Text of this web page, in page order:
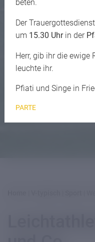
beten.
Der
um 15.30 Uhrin der
Herr, gib ihr die ewige
leuchte ihr.
Pfiati und Singe in
PARTE